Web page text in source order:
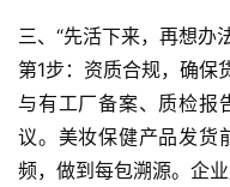
三、“先活下来，再想办
第1步：资质合规，确保
与有工厂备案、质检报
议。美妆保健产品发货
频，做到每包溯源。企